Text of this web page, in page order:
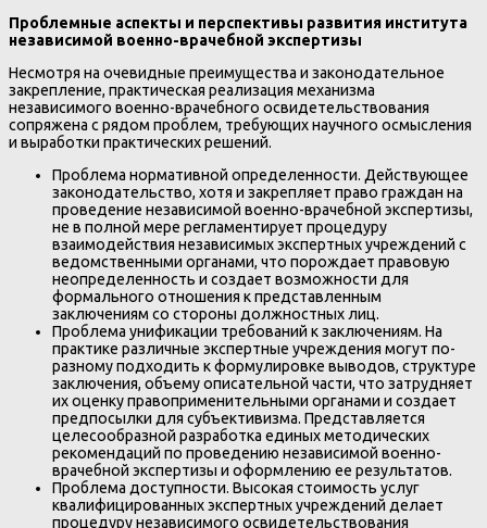
Проблемные аспекты и перспективы развития института
независимой военно-врачебной экспертизы
Несмотря на очевидные преимущества и законодательное
закрепление, практическая реализация механизма
независимого военно-врачебного освидетельствования
сопряжена с рядом проблем, требующих научного осмысления
и выработки практических решений.
Проблема нормативной определенности. Действующее
законодательство, хотя и закрепляет право граждан на
проведение независимой военно-врачебной экспертизы,
не в полной мере регламентирует процедуру
взаимодействия независимых экспертных учреждений с
ведомственными органами, что порождает правовую
неопределенность и создает возможности для
формального отношения к представленным
заключениям со стороны должностных лиц.
Проблема унификации требований к заключениям. На
практике различные экспертные учреждения могут по-
разному подходить к формулировке выводов, структуре
заключения, объему описательной части, что затрудняет
их оценку правоприменительными органами и создает
предпосылки для субъективизма. Представляется
целесообразной разработка единых методических
рекомендаций по проведению независимой военно-
врачебной экспертизы и оформлению ее результатов.
Проблема доступности. Высокая стоимость услуг
квалифицированных экспертных учреждений делает
процедуру независимого освидетельствования